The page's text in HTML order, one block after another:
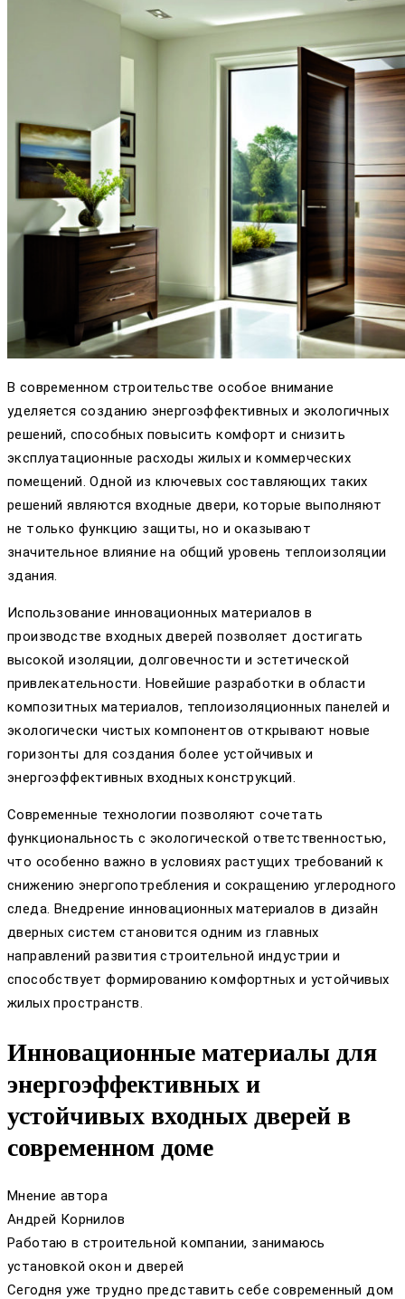
В современном строительстве особое внимание
уделяется созданию энергоэффективных и экологичных
решений, способных повысить комфорт и снизить
эксплуатационные расходы жилых и коммерческих
помещений. Одной из ключевых составляющих таких
решений являются входные двери, которые выполняют
не только функцию защиты, но и оказывают
значительное влияние на общий уровень теплоизоляции
здания.
Использование инновационных материалов в
производстве входных дверей позволяет достигать
высокой изоляции, долговечности и эстетической
привлекательности. Новейшие разработки в области
композитных материалов, теплоизоляционных панелей и
экологически чистых компонентов открывают новые
горизонты для создания более устойчивых и
энергоэффективных входных конструкций.
Современные технологии позволяют сочетать
функциональность с экологической ответственностью,
что особенно важно в условиях растущих требований к
снижению энергопотребления и сокращению углеродного
следа. Внедрение инновационных материалов в дизайн
дверных систем становится одним из главных
направлений развития строительной индустрии и
способствует формированию комфортных и устойчивых
жилых пространств.
Инновационные материалы для
энергоэффективных и
устойчивых входных дверей в
современном доме
Мнение автора
Андрей Корнилов
Работаю в строительной компании, занимаюсь
установкой окон и дверей
Сегодня уже трудно представить себе современный дом